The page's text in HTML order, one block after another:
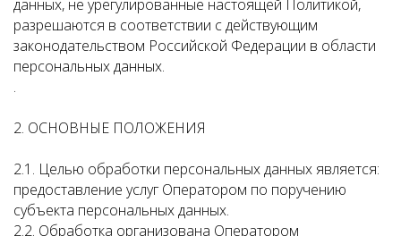
данных, не урегулированные настоящей Политикой,
разрешаются в соответствии с действующим
законодательством Российской Федерации в области
персональных данных.
.
2. ОСНОВНЫЕ ПОЛОЖЕНИЯ
2.1. Целью обработки персональных данных является:
предоставление услуг Оператором по поручению
субъекта персональных данных.
2.2. Обработка организована Оператором